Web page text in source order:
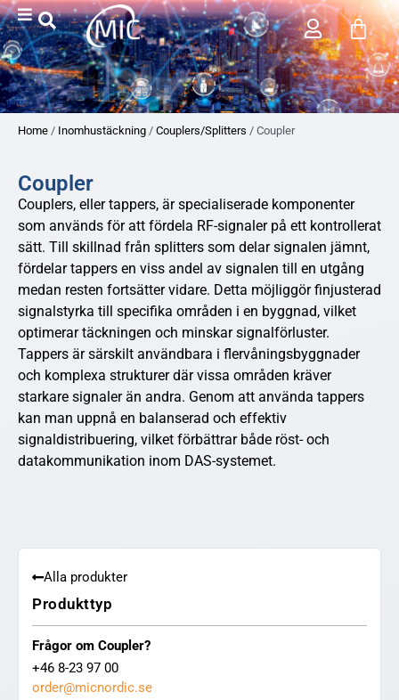
Home / Inomhustäckning / Couplers/Splitters / Coupler
Coupler
Couplers, eller tappers, är specialiserade komponenter
som används för att fördela RF-signaler på ett kontrollerat
sätt. Till skillnad från splitters som delar signalen jämnt,
fördelar tappers en viss andel av signalen till en utgång
medan resten fortsätter vidare. Detta möjliggör finjusterad
signalstyrka till specifika områden i en byggnad, vilket
optimerar täckningen och minskar signalförluster.
Tappers är särskilt användbara i flervåningsbyggnader
och komplexa strukturer där vissa områden kräver
starkare signaler än andra. Genom att använda tappers
kan man uppnå en balanserad och effektiv
signaldistribuering, vilket förbättrar både röst- och
datakommunikation inom DAS-systemet.
Alla produkter
Produkttyp
Frågor om Coupler?
+46 8-23 97 00
order@micnordic.se